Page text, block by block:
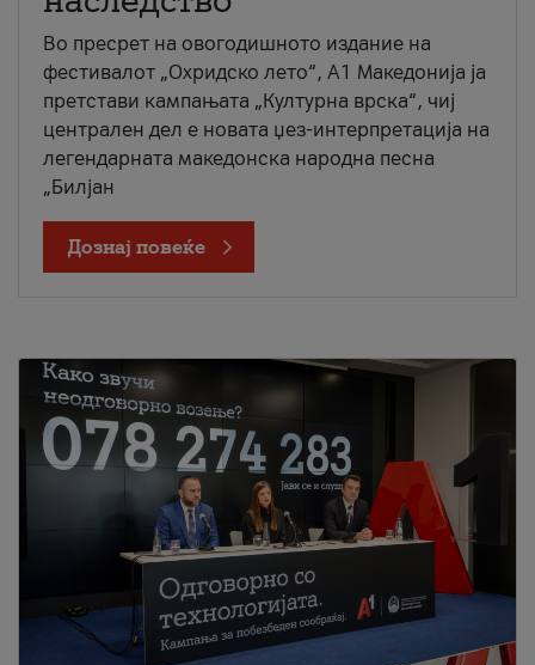
Во пресрет на овогодишното издание на
фестивалот „Охридско лето“, А1 Македонија ја
претстави кампањата „Културна врска“, чиј
централен дел е новата џез-интерпретација на
легендарната македонска народна песна
„Билјан
Дознај повеќе